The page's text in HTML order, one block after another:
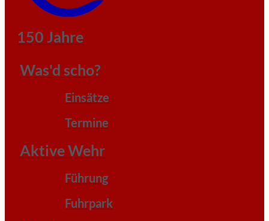
150 Jahre
Was'd scho?
Einsätze
Termine
Aktive Wehr
Führung
Fuhrpark